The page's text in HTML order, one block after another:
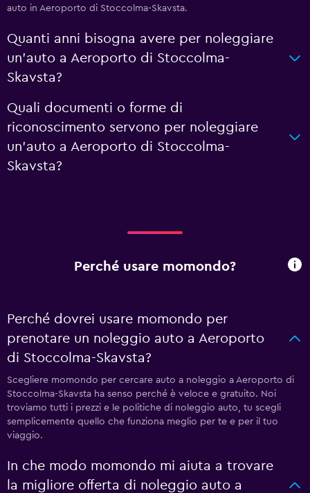
auto in Aeroporto di Stoccolma-Skavsta.
Quanti anni bisogna avere per noleggiare
un'auto a Aeroporto di Stoccolma-
Skavsta?
Quali documenti o forme di
riconoscimento servono per noleggiare
un'auto a Aeroporto di Stoccolma-
Skavsta?
Perché usare momondo?
Perché dovrei usare momondo per
prenotare un noleggio auto a Aeroporto
di Stoccolma-Skavsta?
Scegliere momondo per cercare auto a noleggio a Aeroporto di
Stoccolma-Skavsta ha senso perché è veloce e gratuito. Noi
troviamo tutti i prezzi e le politiche di noleggio auto, tu scegli
semplicemente quello che funziona meglio per te e per il tuo
viaggio.
In che modo momondo mi aiuta a trovare
la migliore offerta di noleggio auto a